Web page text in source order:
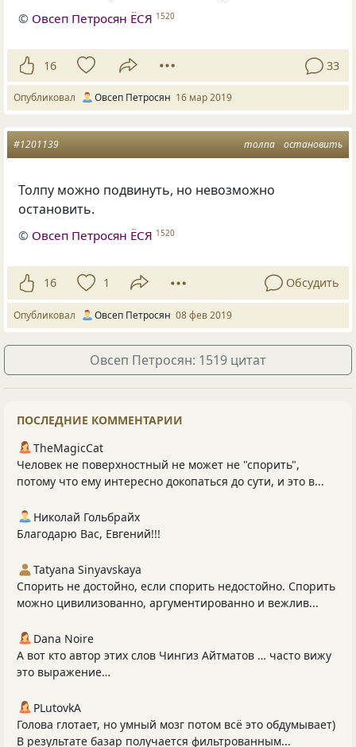
© Овсеп Петросян ЁСЯ 1520
16 33
Опубликовал Овсеп Петросян 16 мар 2019
толпа остановить
#1201139
Толпу можно подвинуть, но невозможно
остановить.
© Овсеп Петросян ЁСЯ 1520
16 1 Обсудить
Опубликовал Овсеп Петросян 08 фев 2019
Овсеп Петросян: 1519 цитат
ПОСЛЕДНИЕ КОММЕНТАРИИ
TheMagicCat
Человек не поверхностный не может не "спорить",
потому что ему интересно докопаться до сути, и это в...
Николай Гольбрайх
Благодарю Вас, Евгений!!!
Tatyana Sinyavskaya
Спорить не достойно, если спорить недостойно. Спорить
можно цивилизованно, аргументированно и вежлив...
Dana Noire
А вот кто автор этих слов Чингиз Айтматов … часто вижу
это выражение…
PLutоvkА
Голова глотает, но умный мозг потом всё это обдумывает)
В результате базар получается фильтрованным...